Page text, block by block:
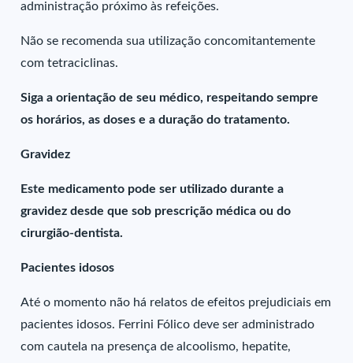
administração próximo às refeições.
Não se recomenda sua utilização concomitantemente
com tetraciclinas.
Siga a orientação de seu médico, respeitando sempre
os horários, as doses e a duração do tratamento.
Gravidez
Este medicamento pode ser utilizado durante a
gravidez desde que sob prescrição médica ou do
cirurgião-dentista.
Pacientes idosos
Até o momento não há relatos de efeitos prejudiciais em
pacientes idosos. Ferrini Fólico deve ser administrado
com cautela na presença de alcoolismo, hepatite,